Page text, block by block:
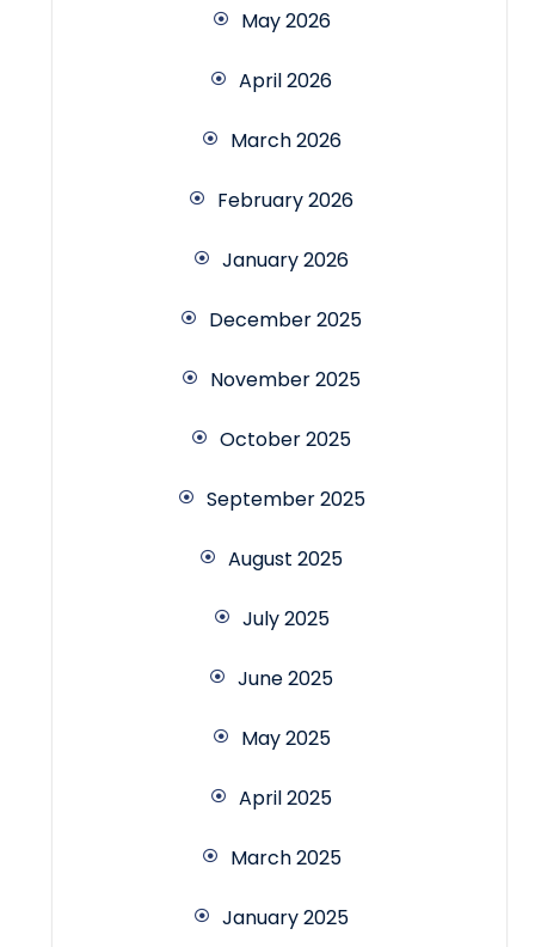
May 2026
April 2026
March 2026
February 2026
January 2026
December 2025
November 2025
October 2025
September 2025
August 2025
July 2025
June 2025
May 2025
April 2025
March 2025
January 2025